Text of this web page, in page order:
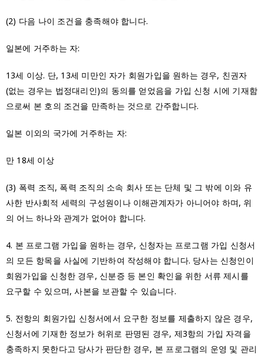
(2) 다음 나이 조건을 충족해야 합니다.
일본에 거주하는 자:
13세 이상. 단, 13세 미만인 자가 회원가입을 원하는 경우, 친권자
(없는 경우는 법정대리인)의 동의를 얻었음을 가입 신청 시에 기재함
으로써 본 호의 조건을 만족하는 것으로 간주합니다.
일본 이외의 국가에 거주하는 자:
만 18세 이상
(3) 폭력 조직, 폭력 조직의 소속 회사 또는 단체 및 그 밖에 이와 유
사한 반사회적 세력의 구성원이나 이해관계자가 아니어야 하며, 위
의 어느 하나와 관계가 없어야 합니다.
4. 본 프로그램 가입을 원하는 경우, 신청자는 프로그램 가입 신청서
의 모든 항목을 사실에 기반하여 작성해야 합니다. 당사는 신청인이
회원가입을 신청한 경우, 신분증 등 본인 확인을 위한 서류 제시를
요구할 수 있으며, 사본을 보관할 수 있습니다.
5. 전항의 회원가입 신청서에서 요구한 정보를 제출하지 않은 경우,
신청서에 기재한 정보가 허위로 판명된 경우, 제3항의 가입 자격을
충족하지 못한다고 당사가 판단한 경우, 본 프로그램의 운영 및 관리